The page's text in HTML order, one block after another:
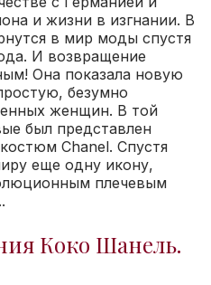
и жизни в изгнании. В
в мир моды спустя
И возвращение
Она показала новую
безумно
женщин. В той
был представлен
Chanel. Спустя
еще одну икону,
плечевым
Коко Шанель.